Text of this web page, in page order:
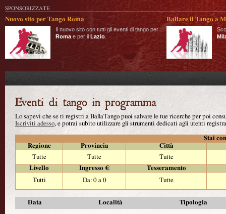
SPONSORIZZATE
Nuovo sito per Tango Roma
Il nuovo sito con tutti gli eventi di tango per
Roma e per il Lazio
Ballare il Tango a
Lo sapevi che se ti registri a BallaTango puoi salvare le tue ricerche per poi
Iscriviti adesso, e potrai subito utilizzare gli strumenti dedicati agli utenti
Stai
Regione
Provincia
Città
Tutte
Tutte
Tutte
Livello
Ingresso €
Tesseramento
Tutti
Da: 0 a 0 Tutte
Data Località Tipologia